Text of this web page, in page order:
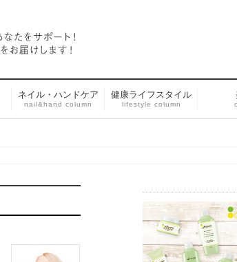
ネイル・ハンドケア
nail&hand column
健康ライフスタイル
lifestyle column